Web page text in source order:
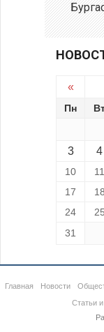
«
Пн
3 4
10
11
17
18
24
25
31
Главная Новости
Статьи